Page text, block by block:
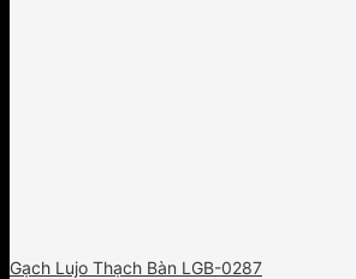
Gạch Lujo Thạch Bàn LGB-0287